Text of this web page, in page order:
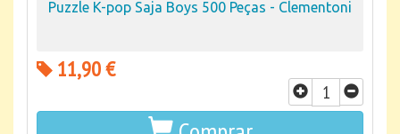
Puzzle K-pop Saja Boys 500 Peças - Clementoni
11,90 €